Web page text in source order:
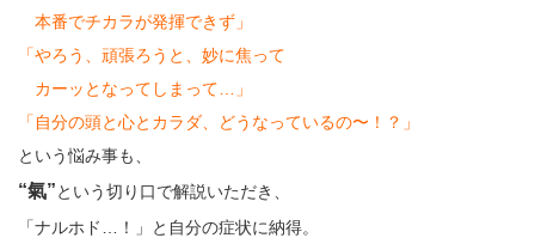
本番でチカラが発揮できず」
「やろう、頑張ろうと、妙に焦って
カーッとなってしまって…」
「自分の頭と心とカラダ、どうなっているの〜！？」
という悩み事も、
“氣”という切り口で解説いただき、
「ナルホド…！」と自分の症状に納得。